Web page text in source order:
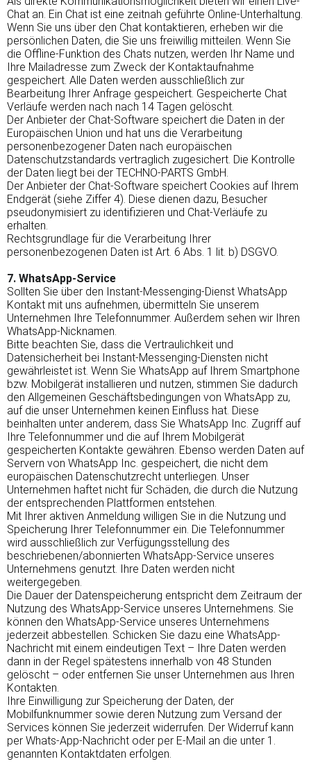
Chat an. Ein Chat ist eine zeitnah geführte Online-Unterhaltung.
Wenn Sie uns über den Chat kontaktieren, erheben wir die
persönlichen Daten, die Sie uns freiwillig mitteilen. Wenn Sie
die Offline-Funktion des Chats nutzen, werden Ihr Name und
Ihre Mailadresse zum Zweck der Kontaktaufnahme
gespeichert. Alle Daten werden ausschließlich zur
Bearbeitung Ihrer Anfrage gespeichert. Gespeicherte Chat
Verläufe werden nach nach 14 Tagen gelöscht.
Der Anbieter der Chat-Software speichert die Daten in der
Europäischen Union und hat uns die Verarbeitung
personenbezogener Daten nach europäischen
Datenschutzstandards vertraglich zugesichert. Die Kontrolle
der Daten liegt bei der TECHNO-PARTS GmbH.
Der Anbieter der Chat-Software speichert Cookies auf Ihrem
Endgerät (siehe Ziffer 4). Diese dienen dazu, Besucher
pseudonymisiert zu identifizieren und Chat-Verläufe zu
erhalten.
Rechtsgrundlage für die Verarbeitung Ihrer
personenbezogenen Daten ist Art. 6 Abs. 1 lit. b) DSGVO.
7. WhatsApp-Service
Sollten Sie über den Instant-Messenging-Dienst WhatsApp
Kontakt mit uns aufnehmen, übermitteln Sie unserem
Unternehmen Ihre Telefonnummer. Außerdem sehen wir Ihren
WhatsApp-Nicknamen.
Bitte beachten Sie, dass die Vertraulichkeit und
Datensicherheit bei Instant-Messenging-Diensten nicht
gewährleistet ist. Wenn Sie WhatsApp auf Ihrem Smartphone
bzw. Mobilgerät installieren und nutzen, stimmen Sie dadurch
den Allgemeinen Geschäftsbedingungen von WhatsApp zu,
auf die unser Unternehmen keinen Einfluss hat. Diese
beinhalten unter anderem, dass Sie WhatsApp Inc. Zugriff auf
Ihre Telefonnummer und die auf Ihrem Mobilgerät
gespeicherten Kontakte gewähren. Ebenso werden Daten auf
Servern von WhatsApp Inc. gespeichert, die nicht dem
europäischen Datenschutzrecht unterliegen. Unser
Unternehmen haftet nicht für Schäden, die durch die Nutzung
der entsprechenden Plattformen entstehen.
Mit Ihrer aktiven Anmeldung willigen Sie in die Nutzung und
Speicherung Ihrer Telefonnummer ein. Die Telefonnummer
wird ausschließlich zur Verfügungsstellung des
beschriebenen/abonnierten WhatsApp-Service unseres
Unternehmens genutzt. Ihre Daten werden nicht
weitergegeben.
Die Dauer der Datenspeicherung entspricht dem Zeitraum der
Nutzung des WhatsApp-Service unseres Unternehmens. Sie
können den WhatsApp-Service unseres Unternehmens
jederzeit abbestellen. Schicken Sie dazu eine WhatsApp-
Nachricht mit einem eindeutigen Text – Ihre Daten werden
dann in der Regel spätestens innerhalb von 48 Stunden
gelöscht – oder entfernen Sie unser Unternehmen aus Ihren
Kontakten.
Ihre Einwilligung zur Speicherung der Daten, der
Mobilfunknummer sowie deren Nutzung zum Versand der
Services können Sie jederzeit widerrufen. Der Widerruf kann
per Whats-App-Nachricht oder per E-Mail an die unter 1.
genannten Kontaktdaten erfolgen.